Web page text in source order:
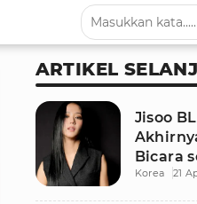
ARTIKEL
Jisoo
Bicara
Dugaan
Korea 21